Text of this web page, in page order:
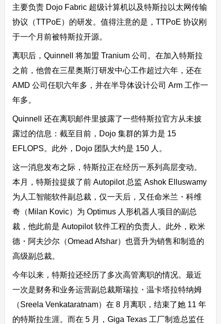
主要负责 Dojo Fabric 超级计算机以及特斯拉以太网传输
协议（TTPoE）的研发。值得注意的是，TTPoE 协议刚
于一个月前被特斯拉开源。
离职后，Quinnell 将加盟 Tranium 公司。在加入特斯拉
之前，他曾在三星奥斯汀研发中心工作超过六年，还在
AMD 公司任职六年多，并在半导体设计公司 Arm 工作一
年多。
Quinnell 还在离职邮件里披露了一些特斯拉官方从未披
露过的信息：截至目前， Dojo 集群的算力是 15
EFLOPS。此外，Dojo 团队大约是 150 人。
这一消息发布之际， 特斯拉正在经历一系列高层变动。
本月，特斯拉提拔了前 Autopilot 总监 Ashok Elluswamy
为人工智能软件副总裁，仅一天后，又任命米兰・科维
奇（Milan Kovic）为 Optimus 人形机器人项目的副总
裁，他此前是 Autopilot 软件工程的负责人。此外，欧米
德・阿夫沙尔（Omead Afshar）也晋升为销售和制造的
高级副总裁。
今年以来， 特斯拉还经历了多次高管离职的情况。最近
一次是财务和业务运营副总裁斯瑞拉・温卡塔拉特纳姆
（Sreela Venkataratnam）在 8 月离职，结束了她 11 年
的特斯拉生涯。而在 5 月，Giga Texas 工厂制造总监任